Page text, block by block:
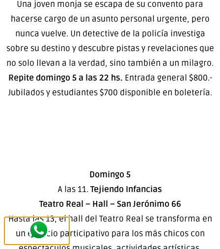
Una joven monja se escapa de su convento para
hacerse cargo de un asunto personal urgente, pero
nunca vuelve. Un detective de la policía investiga
sobre su destino y descubre pistas y revelaciones que
no solo llevan a la verdad, sino también a un milagro.
Repite domingo 5 a las 22 hs. Entrada general $800.-
Jubilados y estudiantes $700 disponible en boletería.
Domingo 5
A las 11.Tejiendo Infancias
Teatro Real – Hall – San Jerónimo 66
Hasta las 13, el hall del Teatro Real se transforma en
un espacio participativo para los más chicos con